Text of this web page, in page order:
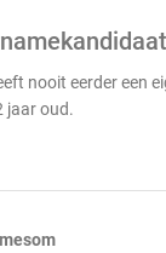
nooit eerder een
jaar oud.